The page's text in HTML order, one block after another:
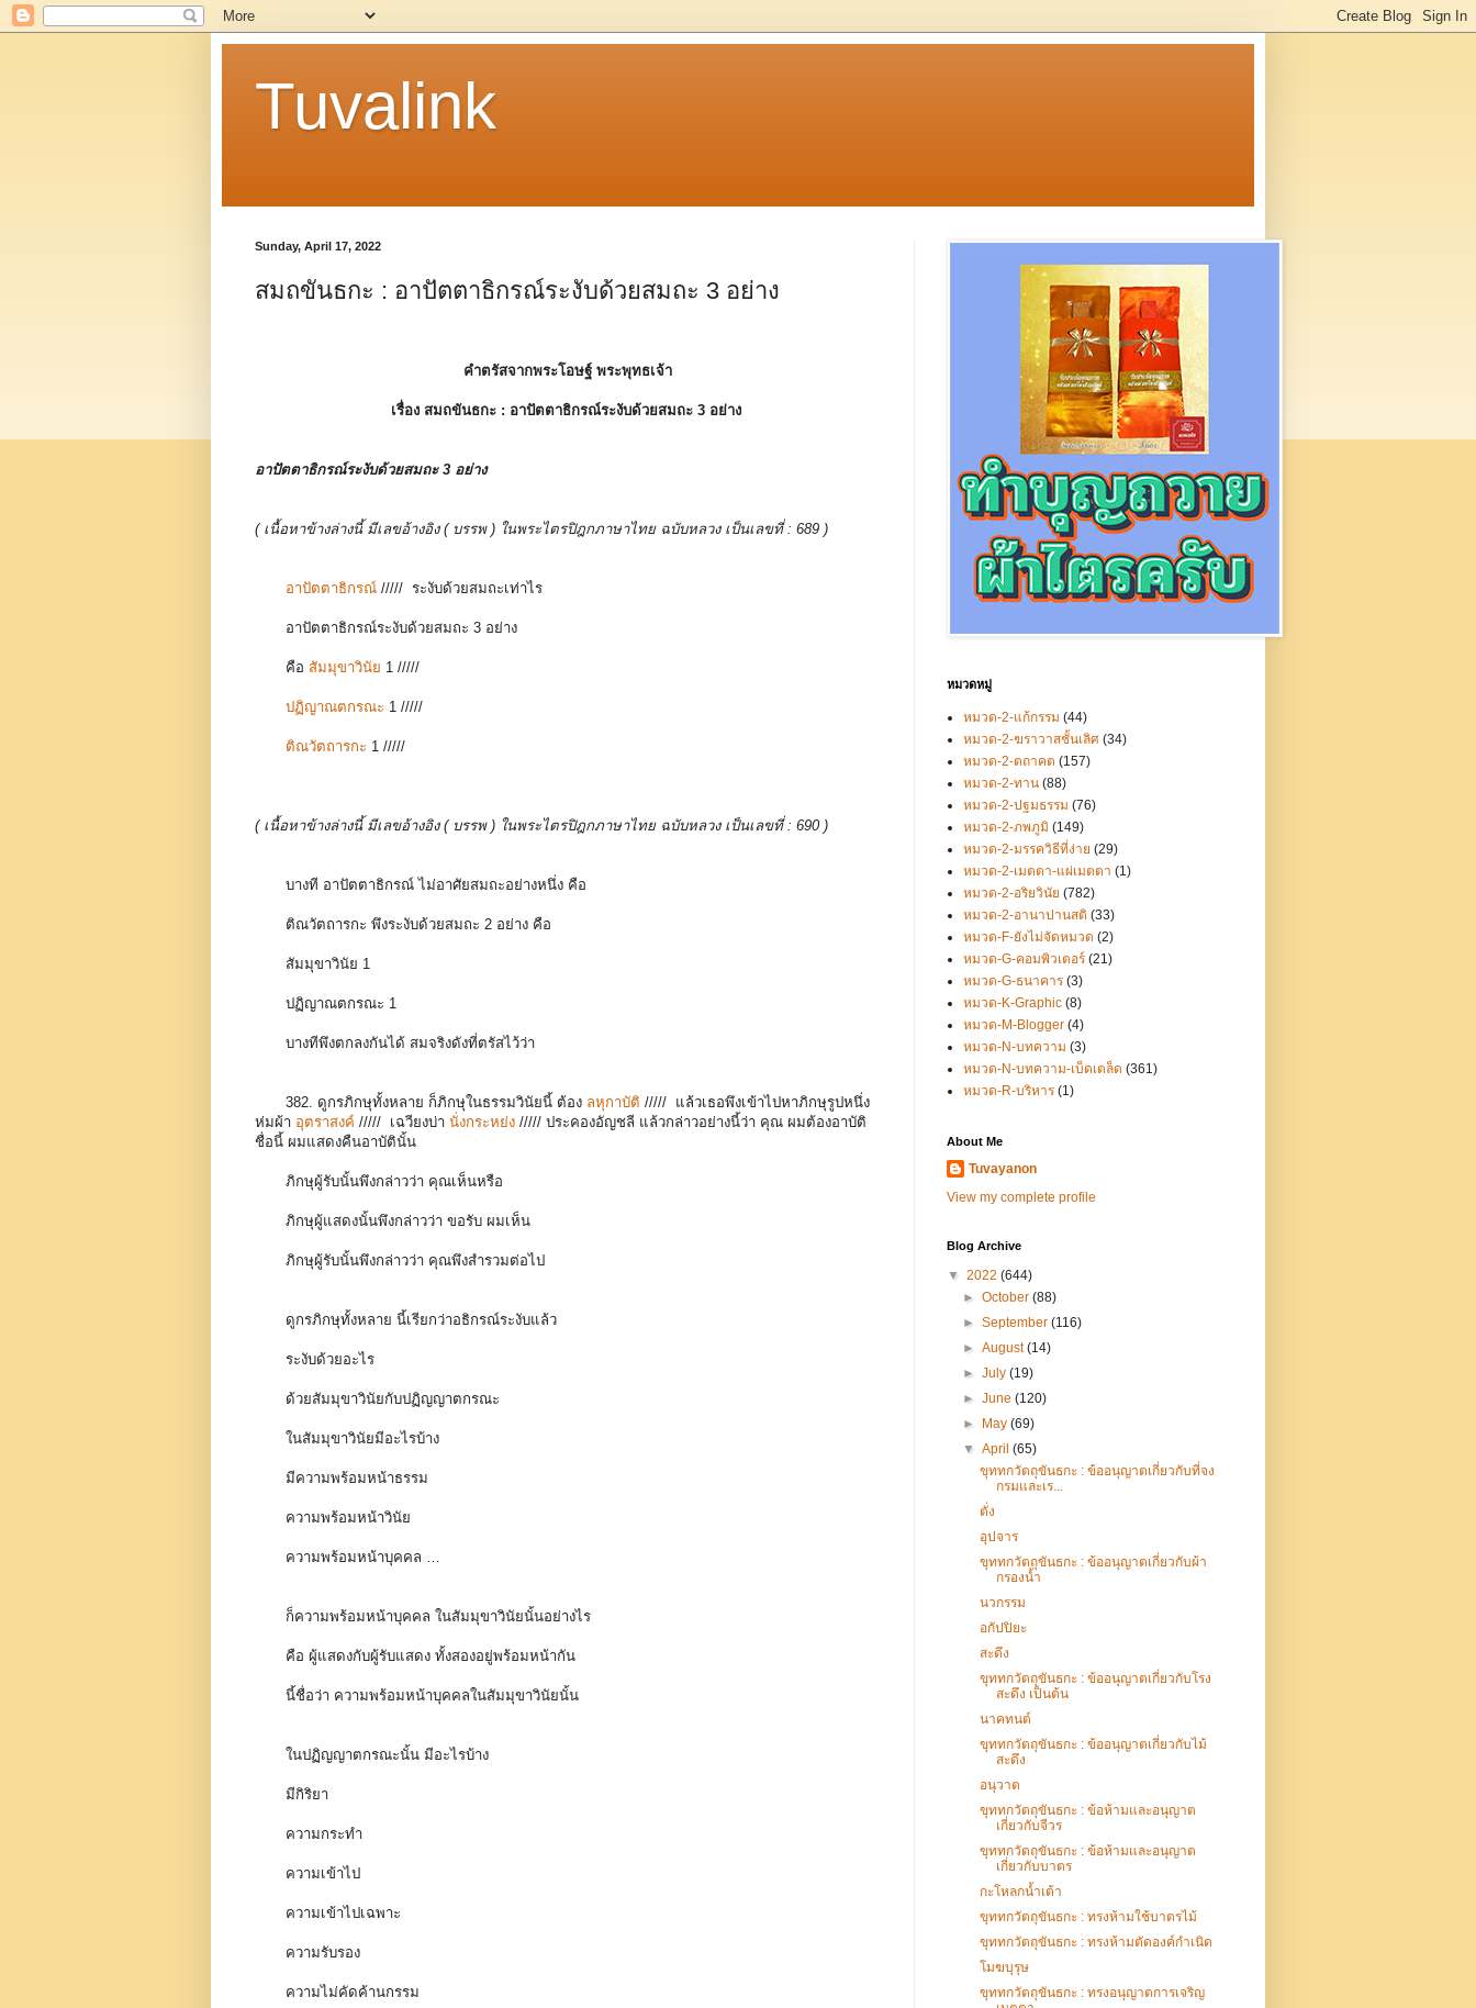
Tuvalink
Sunday, April 17, 2022
สมถขันธกะ : อาปัตตาธิกรณ์ระงับด้วยสมถะ 3 อย่าง
คำตรัสจากพระโอษฐ์ พระพุทธเจ้า
เรื่อง สมถขันธกะ : อาปัตตาธิกรณ์ระงับด้วยสมถะ 3 อย่าง
อาปัตตาธิกรณ์ระงับด้วยสมถะ 3 อย่าง
( เนื้อหาข้างล่างนี้ มีเลขอ้างอิง ( บรรพ ) ในพระไตรปิฎกภาษาไทย ฉบับหลวง เป็นเลขที่ : 689 )
อาปัตตาธิกรณ์ ///// ระงับด้วยสมถะเท่าไร
อาปัตตาธิกรณ์ระงับด้วยสมถะ 3 อย่าง
คือ สัมมุขาวินัย 1 /////
ปฏิญาณตกรณะ 1 /////
ติณวัตถารกะ 1 /////
( เนื้อหาข้างล่างนี้ มีเลขอ้างอิง ( บรรพ ) ในพระไตรปิฎกภาษาไทย ฉบับหลวง เป็นเลขที่ : 690 )
บางที อาปัตตาธิกรณ์ ไม่อาศัยสมถะอย่างหนึ่ง คือ
ติณวัตถารกะ พึงระงับด้วยสมถะ 2 อย่าง คือ
สัมมุขาวินัย 1
ปฏิญาณตกรณะ 1
บางทีพึงตกลงกันได้ สมจริงดังที่ตรัสไว้ว่า
382. ดูกรภิกษุทั้งหลาย ก็ภิกษุในธรรมวินัยนี้ ต้อง ลหุกาบัติ ///// แล้วเธอพึงเข้าไปหาภิกษุรูปหนึ่ง
ห่มผ้า อุตราสงค์ ///// เฉวียงบ่า นั่งกระหย่ง ///// ประคองอัญชลี แล้วกล่าวอย่างนี้ว่า คุณ ผมต้องอาบัติ
ชื่อนี้ ผมแสดงคืนอาบัตินั้น
ภิกษุผู้รับนั้นพึงกล่าวว่า คุณเห็นหรือ
ภิกษุผู้แสดงนั้นพึงกล่าวว่า ขอรับ ผมเห็น
ภิกษุผู้รับนั้นพึงกล่าวว่า คุณพึงสำรวมต่อไป
ดูกรภิกษุทั้งหลาย นี้เรียกว่าอธิกรณ์ระงับแล้ว
ระงับด้วยอะไร
ด้วยสัมมุขาวินัยกับปฏิญญาตกรณะ
ในสัมมุขาวินัยมีอะไรบ้าง
มีความพร้อมหน้าธรรม
ความพร้อมหน้าวินัย
ความพร้อมหน้าบุคคล …
ก็ความพร้อมหน้าบุคคล ในสัมมุขาวินัยนั้นอย่างไร
คือ ผู้แสดงกับผู้รับแสดง ทั้งสองอยู่พร้อมหน้ากัน
นี้ชื่อว่า ความพร้อมหน้าบุคคลในสัมมุขาวินัยนั้น
ในปฏิญญาตกรณะนั้น มีอะไรบ้าง
มีกิริยา
ความกระทำ
ความเข้าไป
ความเข้าไปเฉพาะ
ความรับรอง
ความไม่คัดค้านกรรม
หมวดหมู่
หมวด-2-แก้กรรม (44)
หมวด-2-ฆราวาสชั้นเลิศ (34)
หมวด-2-ตถาคต (157)
หมวด-2-ทาน (88)
หมวด-2-ปฐมธรรม (76)
หมวด-2-ภพภูมิ (149)
หมวด-2-มรรควิธีที่ง่าย (29)
หมวด-2-เมตตา-แผ่เมตตา (1)
หมวด-2-อริยวินัย (782)
หมวด-2-อานาปานสติ (33)
หมวด-F-ยังไม่จัดหมวด (2)
หมวด-G-คอมพิวเตอร์ (21)
หมวด-G-ธนาคาร (3)
หมวด-K-Graphic (8)
หมวด-M-Blogger (4)
หมวด-N-บทความ (3)
หมวด-N-บทความ-เบ็ดเตล็ด (361)
หมวด-R-บริหาร (1)
About Me
Tuvayanon
View my complete profile
Blog Archive
▼ 2022 (644)
►October(88)
►September(116)
►August(14)
►July(19)
►June(120)
►
May(69)
▼April(65)
ขุททกวัตถุขันธกะ : ข้ออนุญาตเกี่ยวกับที่จง
กรมและเร...
ตั่ง
อุปจาร
ขุททกวัตถุขันธกะ : ข้ออนุญาตเกี่ยวกับผ้า
กรองน้ำ
นวกรรม
อกัปปิยะ
สะดึง
ขุททกวัตถุขันธกะ : ข้ออนุญาตเกี่ยวกับโรง
สะดึง เป็นต้น
นาคทนต์
ขุททกวัตถุขันธกะ : ข้ออนุญาตเกี่ยวกับไม้
สะดึง
อนุวาต
ขุททกวัตถุขันธกะ : ข้อห้ามและอนุญาต
เกี่ยวกับจีวร
ขุททกวัตถุขันธกะ : ข้อห้ามและอนุญาต
เกี่ยวกับบาตร
กะโหลกน้ำเต้า
ขุททกวัตถุขันธกะ : ทรงห้ามใช้บาตรไม้
ขุททกวัตถุขันธกะ : ทรงห้ามตัดองค์กำเนิด
โมฆบุรุษ
ขุททกวัตถุขันธกะ : ทรงอนุญาตการเจริญ